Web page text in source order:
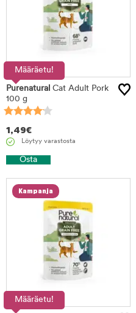
Määräetu!
Purenatural Cat Adult Pork
100 g
1,49€
Löytyy varastosta
Osta
Kampanja
Määräetu!